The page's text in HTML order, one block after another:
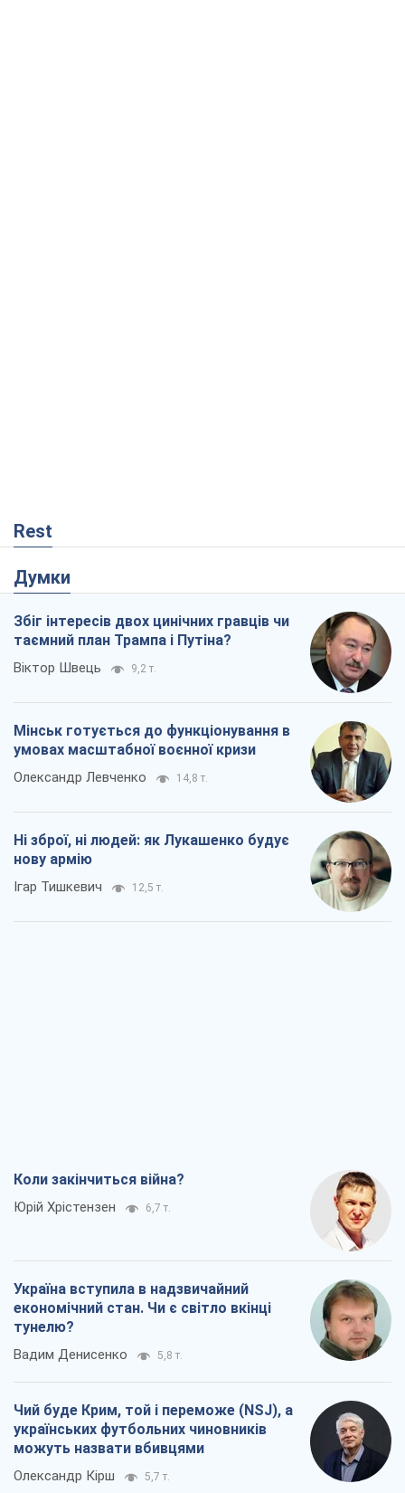
Rest
Думки
Збіг інтересів двох цинічних гравців чи
таємний план Трампа і Путіна?
Віктор Швець 9,2 т.
Мінськ готується до функціонування в
умовах масштабної воєнної кризи
Олександр Левченко 14,8 т.
Ні зброї, ні людей: як Лукашенко будує
нову армію
Ігар Тишкевич 12,5 т.
Коли закінчиться війна?
Юрій Хрістензен 6,7 т.
Україна вступила в надзвичайний
економічний стан. Чи є світло вкінці
тунелю?
Вадим Денисенко 5,8 т.
Чий буде Крим, той і переможе (NSJ), а
українських футбольних чиновників
можуть назвати вбивцями
Олександр Кірш 5,7 т.